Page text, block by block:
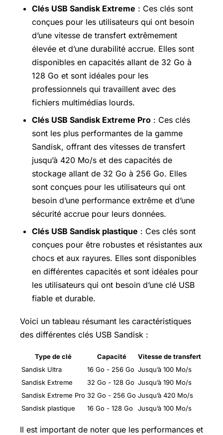
Clés USB Sandisk Extreme : Ces clés sont
conçues pour les utilisateurs qui ont besoin
d’une vitesse de transfert extrêmement
élevée et d’une durabilité accrue. Elles sont
disponibles en capacités allant de 32 Go à
128 Go et sont idéales pour les
professionnels qui travaillent avec des
fichiers multimédias lourds.
Clés USB Sandisk Extreme Pro : Ces clés
sont les plus performantes de la gamme
Sandisk, offrant des vitesses de transfert
jusqu’à 420 Mo/s et des capacités de
stockage allant de 32 Go à 256 Go. Elles
sont conçues pour les utilisateurs qui ont
besoin d’une performance extrême et d’une
sécurité accrue pour leurs données.
Clés USB Sandisk plastique : Ces clés sont
conçues pour être robustes et résistantes aux
chocs et aux rayures. Elles sont disponibles
en différentes capacités et sont idéales pour
les utilisateurs qui ont besoin d’une clé USB
fiable et durable.
Voici un tableau résumant les caractéristiques
des différentes clés USB Sandisk :
Type de clé Capacité
Vitesse de transfert
Sandisk Ultra
16 Go - 256 Go Jusqu’à 100 Mo/s
Sandisk Extreme
32 Go - 128 Go Jusqu’à 190 Mo/s
Sandisk Extreme Pro 32 Go - 256 Go Jusqu’à 420 Mo/s
Sandisk plastique
16 Go - 128 Go Jusqu’à 100 Mo/s
Il est important de noter que les performances et